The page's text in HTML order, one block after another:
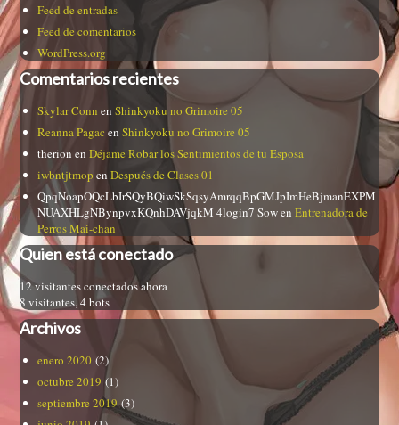
Feed de entradas
Feed de comentarios
WordPress.org
Comentarios recientes
Skylar Conn enShinkyoku no Grimoire 05
Reanna Pagac enShinkyoku no Grimoire 05
therion enDéjame Robar los Sentimientos de tu Esposa
iwbntjtmop enDespués de Clases 01
QpqNoapOQcLbIrSQyBQiwSkSqsyAmrqqBpGMJpImHeBjmanEXPM
NUAXHLgNBynpvxKQnhDAVjqkM 4login7 SowenEntrenadora de
Perros Mai-chan
Quien está conectado
12 visitantes conectados ahora
8 visitantes,4 bots
Archivos
enero 2020 (2)
octubre 2019 (1)
septiembre 2019(3)